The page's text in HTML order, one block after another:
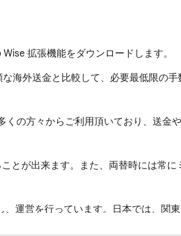
拡張機能をダウンロードします。
海外送金と比較して、必要最低限の
の方々からご利用頂いており、送金
とが出来ます。また、両替時には常に
運営を行っています。日本では、関